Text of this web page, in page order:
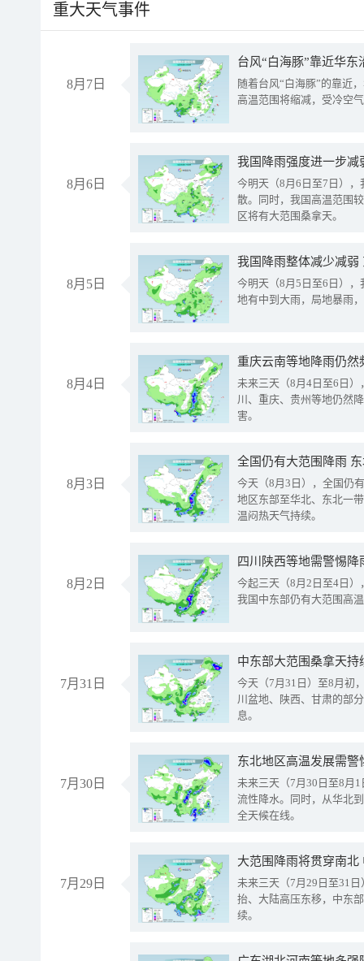
重大天气事件
8月7日
台风“白海豚”靠近华
随着台风“白海豚”的靠近
高温范围将缩减，受冷空
8月6日
今明天（8月6日至7日）
散。同时，我国高温范围
区将有大范围桑拿天。
8月5日
我国降雨整体减少减弱
今明天（8月5日至6日）
地有中到大雨，局地暴雨
8月4日
重庆云南等地降雨仍然
未来三天（8月4日至6日
川、重庆、贵州等地仍然
害。
8月3日
全国仍有大范围降雨
今天（8月3日），全国仍
地区东部至华北、东北一
温闷热天气持续。
8月2日
今起三天（8月2日至4日
我国中东部仍有大范围高
7月31日
中东部大范围桑拿天
今天（7月31日）至8月初
川盆地、陕西、甘肃的部
息。
7月30日
东北地区高温发展需
未来三天（7月30日至8月
流性降水。同时，从华北
全天候在线。
7月29日
大范围降雨将贯穿南
未来三天（7月29日至31
抬、大陆高压东移，中东
续。